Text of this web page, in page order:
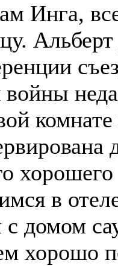
Инга,
войны
в
с домом
хорошо